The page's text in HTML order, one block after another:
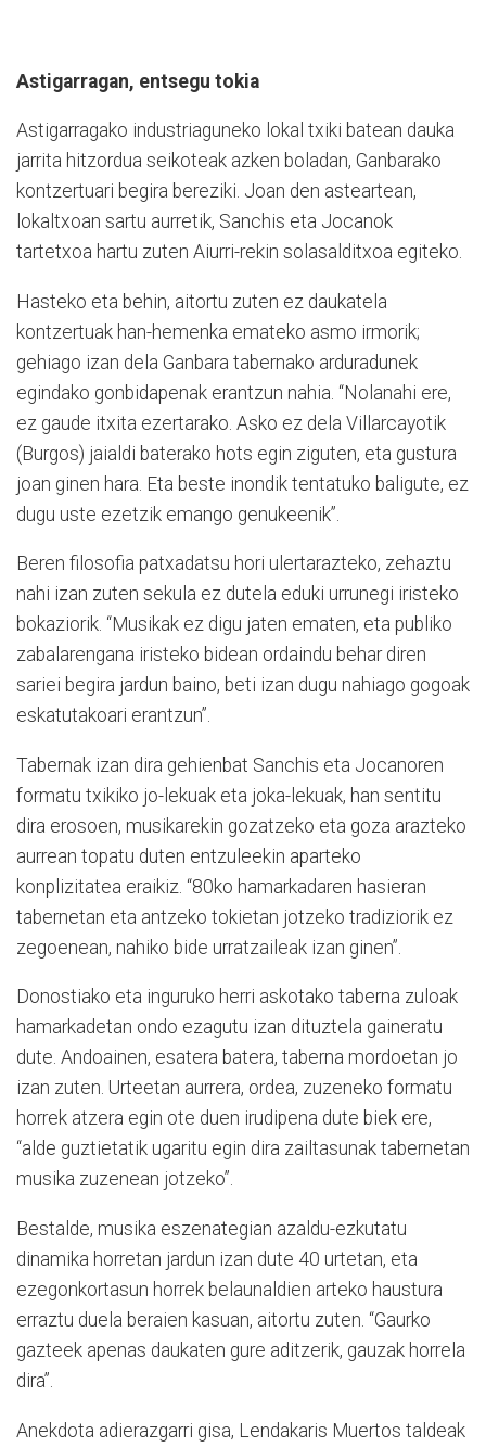
Astigarragan, entsegu tokia
Astigarragako industriaguneko lokal txiki batean dauka
jarrita hitzordua seikoteak azken boladan, Ganbarako
kontzertuari begira bereziki. Joan den asteartean,
lokaltxoan sartu aurretik, Sanchis eta Jocanok
tartetxoa hartu zuten Aiurri-rekin solasalditxoa egiteko.
Hasteko eta behin, aitortu zuten ez daukatela
kontzertuak han-hemenka emateko asmo irmorik;
gehiago izan dela Ganbara tabernako arduradunek
egindako gonbidapenak erantzun nahia. “Nolanahi ere,
ez gaude itxita ezertarako. Asko ez dela Villarcayotik
(Burgos) jaialdi baterako hots egin ziguten, eta gustura
joan ginen hara. Eta beste inondik tentatuko baligute, ez
dugu uste ezetzik emango genukeenik”.
Beren filosofia patxadatsu hori ulertarazteko, zehaztu
nahi izan zuten sekula ez dutela eduki urrunegi iristeko
bokaziorik. “Musikak ez digu jaten ematen, eta publiko
zabalarengana iristeko bidean ordaindu behar diren
sariei begira jardun baino, beti izan dugu nahiago gogoak
eskatutakoari erantzun”.
Tabernak izan dira gehienbat Sanchis eta Jocanoren
formatu txikiko jo-lekuak eta joka-lekuak, han sentitu
dira erosoen, musikarekin gozatzeko eta goza arazteko
aurrean topatu duten entzuleekin aparteko
konplizitatea eraikiz. “80ko hamarkadaren hasieran
tabernetan eta antzeko tokietan jotzeko tradiziorik ez
zegoenean, nahiko bide urratzaileak izan ginen”.
Donostiako eta inguruko herri askotako taberna zuloak
hamarkadetan ondo ezagutu izan dituztela gaineratu
dute. Andoainen, esatera batera, taberna mordoetan jo
izan zuten. Urteetan aurrera, ordea, zuzeneko formatu
horrek atzera egin ote duen irudipena dute biek ere,
“alde guztietatik ugaritu egin dira zailtasunak tabernetan
musika zuzenean jotzeko”.
Bestalde, musika eszenategian azaldu-ezkutatu
dinamika horretan jardun izan dute 40 urtetan, eta
ezegonkortasun horrek belaunaldien arteko haustura
erraztu duela beraien kasuan, aitortu zuten. “Gaurko
gazteek apenas daukaten gure aditzerik, gauzak horrela
dira”.
Anekdota adierazgarri gisa, Lendakaris Muertos taldeak